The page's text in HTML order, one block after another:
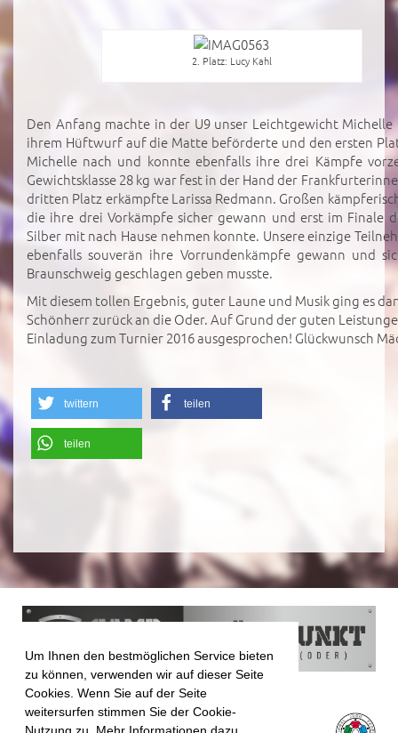
Um Ihnen den bestmöglichen Service bieten
zu können, verwenden wir auf dieser Seite
Cookies. Wenn Sie auf der Seite
weitersurfen stimmen Sie der Cookie-
2. Platz: Lucy Kahl
Den Anfang machte in der U9 unser Leichtgewicht
ihrem Hüftwurf auf die Matte beförderte und den ersten
Michelle nach und konnte ebenfalls ihre drei Kämpfe
Gewichtsklasse 28 kg war fest in der Hand der
dritten Platz erkämpfte Larissa Redmann. Großen
die ihre drei Vorkämpfe sicher gewann und erst im Finale
Silber mit nach Hause nehmen konnte. Unsere einzige
ebenfalls souverän ihre Vorrundenkämpfe gewann und
Braunschweig geschlagen geben musste.
Mit diesem tollen Ergebnis, guter Laune und Musik ging es
Schönherr zurück an die Oder. Auf Grund der guten
Einladung zum Turnier 2016 ausgesprochen! Glückwunsch
twittern teilen
teilen